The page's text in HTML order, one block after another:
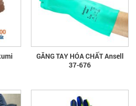
GĂNG TAY HÓA CHẤT Ansell
37-676